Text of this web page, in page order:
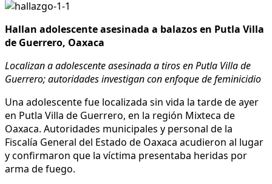
Hallan adolescente asesinada a balazos en Putla Villa
de Guerrero, Oaxaca
Localizan a adolescente asesinada a tiros en Putla Villa de
Guerrero; autoridades investigan con enfoque de feminicidio
Una adolescente fue localizada sin vida la tarde de ayer
en Putla Villa de Guerrero, en la región Mixteca de
Oaxaca. Autoridades municipales y personal de la
Fiscalía General del Estado de Oaxaca acudieron al lugar
y confirmaron que la víctima presentaba heridas por
arma de fuego.